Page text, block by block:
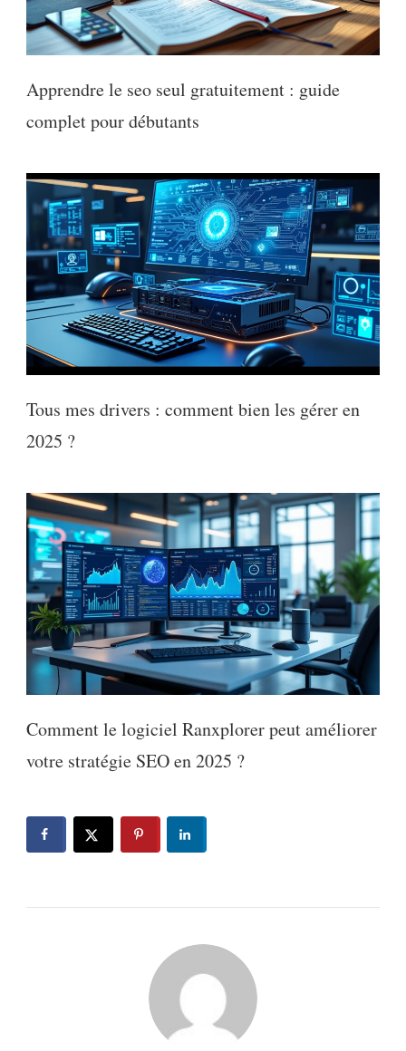
Apprendre le seo seul gratuitement : guide
complet pour débutants
Tous mes drivers : comment bien les gérer en
2025 ?
Comment le logiciel Ranxplorer peut améliorer
votre stratégie SEO en 2025 ?